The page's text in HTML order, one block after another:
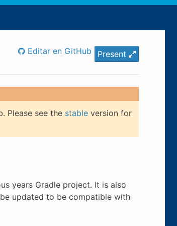
Present
Editar en GitHub
Please see the stableversion for
years Gradle project. It is also
updated to be compatible with